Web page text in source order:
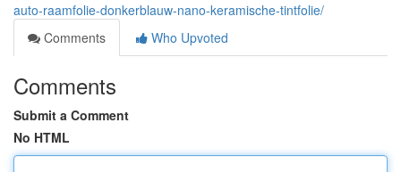
auto-raamfolie-donkerblauw-nano-keramische-tintfolie/
Comments
Who Upvoted
Comments
Submit a Comment
No HTML